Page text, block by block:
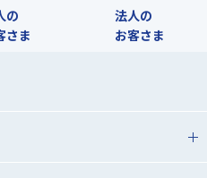
の
さま
法人の
お客さま